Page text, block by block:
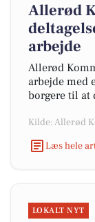
Allerød
arbejde
Allerød
arbejde med
borgere til at
Kilde: Allerød
Læs hele
LOKALT NYT